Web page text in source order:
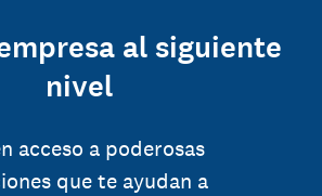
al siguiente
nivel
acceso a poderosas
que te ayudan a